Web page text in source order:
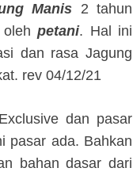
Manis 2 tahun
olehpetani. Hal ini
dan rasa Jagung
rev 04/12/21
dan pasar
pasar ada. Bahkan
bahan dasar dari